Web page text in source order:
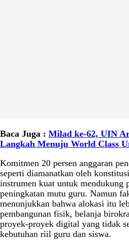
Baca Juga : Milad ke-62, UIN
Langkah Menuju World Class
Komitmen 20 persen anggaran
seperti diamanatkan oleh
instrumen kuat untuk mendukung
peningkatan mutu guru. Namun
menunjukkan bahwa alokasi itu
pembangunan fisik, belanja
proyek-proyek digital yang tidak
kebutuhan riil guru dan siswa.